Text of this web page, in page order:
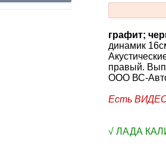
графит;
динамик
правый.
ООО ВС-Авто
Есть
√ ЛАДА